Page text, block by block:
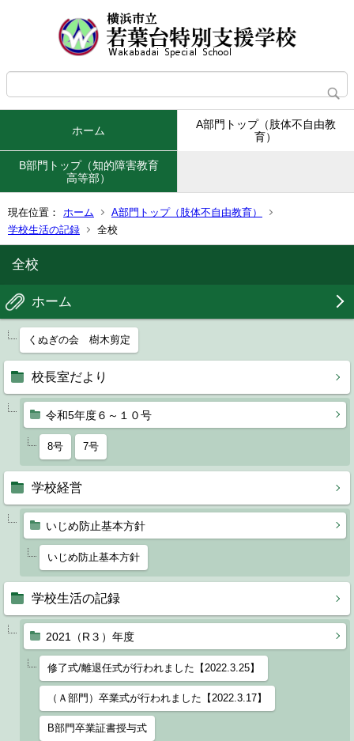
ホーム
A部門トップ（肢体不自由教
育）
B部門トップ（知的障害教育
高等部）
現在位置： ホーム
A部門トップ（肢体不自由教育）
学校生活の記録
全校
全校
ホーム
くぬぎの会 樹木剪定
校長室だより
令和5年度６～１０号
8号 7号
学校経営
いじめ防止基本方針
いじめ防止基本方針
学校生活の記録
2021（R３）年度
修了式/離退任式が行われました【2022.3.25】
（Ａ部門）卒業式が行われました【2022.3.17】
B部門卒業証書授与式